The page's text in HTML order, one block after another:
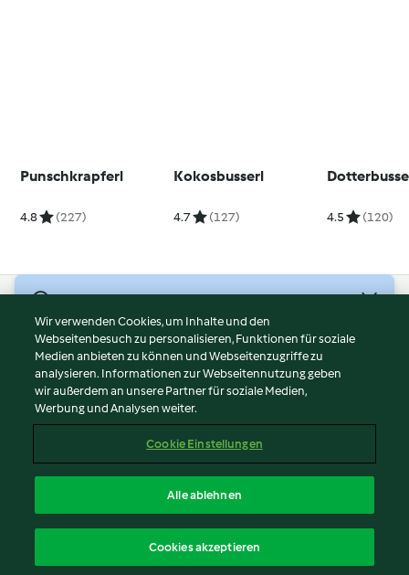
Punschkrapferl
4.8 (227)
Kokosbusserl
4.7 (127) 4.5 (120)
Nutzungsbedingungen
Datenschutzrichtlinien
Disclaimer
Impressum
Inhalt melden
Erklärung zur Barrierefreiheit
Wir verwenden Cookies, um Inhalte und den
Webseitenbesuch zu personalisieren, Funktionen für soziale
Medien anbieten zu können und Webseitenzugriffe zu
analysieren. Informationen zur Webseitennutzung geben
wir außerdem an unsere Partner für soziale Medien,
Werbung und Analysen weiter.
Cookie Einstellungen
Alle ablehnen
Cookies akzeptieren